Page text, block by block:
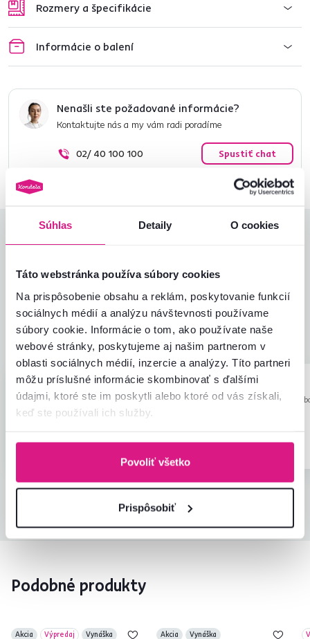
Súhlas Detaily O cookies
Táto webstránka používa súbory cookies
Na prispôsobenie obsahu a reklám, poskytovanie funkcií
sociálnych médií a analýzu návštevnosti používame
súbory cookie. Informácie o tom, ako používate naše
webové stránky, poskytujeme aj našim partnerom v
oblasti sociálnych médií, inzercie a analýzy. Títo partneri
môžu príslušné informácie skombinovať s ďalšími
údajmi, ktoré ste im poskytli alebo ktoré od vás získali,
keď ste používali ich služby.
Povoliť všetko
Prispôsobiť
Rozmery a špecifikácie
Informácie o balení
Nenašli ste požadované informácie?
Kontaktujte nás a my vám radi poradíme
02/ 40 100 100 Spustiť chat
Hodnotenia produktu
4,1
4recenzie
Jednoduchosť montáže
Zodpovedá očakávaniam
4,0
Zabalenie výrobku
5,0
Pomer hodnoty a ceny
3,8
L
Lenka L.
11.9.2024, Vieska nad
Žitavou, Slovensko
5hviezdičiek
Overený nákup
A
Anna M.
20.4.2023,
Overený nákup
Podobné produkty
Akcia Výpredaj Vynáška Akcia Vynáška